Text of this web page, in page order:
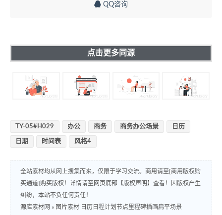
QQ咨询
点击更多同源
TY-05#H029 办公 商务 商务办公场景 日历
日期 时间表 风格4
全站素材均从网上搜集而来，仅限于学习交流。商用请至[商用版权购
买通道]购买版权！详情请至网页底部【版权声明】查看！因版权产生
纠纷，本站不负任何责任！
源库素材网 » 图片素材 日历日程计划节点里程碑插画扁平场景